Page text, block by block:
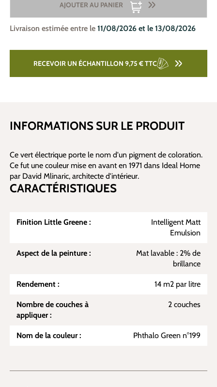
AJOUTER AU PANIER
Livraison estimée entre le 11/08/2026 et le 13/08/2026
RECEVOIR UN ÉCHANTILLON 9,75 €TTC
INFORMATIONS SUR LE PRODUIT
Ce vert électrique porte le nom d'un pigment de coloration.
Ce fut une couleur mise en avant en 1971 dans Ideal Home
par David Mlinaric, architecte d'intérieur.
CARACTÉRISTIQUES
Finition Little Greene :
Intelligent Matt
Emulsion
Aspect de la peinture :
Mat lavable : 2% de
brillance
Rendement : 14 m2 par litre
Nombre de couches à
appliquer :
2 couches
Nom de la couleur : Phthalo Green n°199